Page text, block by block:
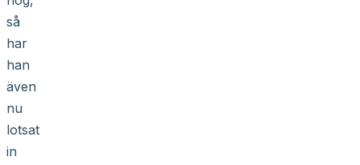
så
har
han
även
nu
lotsat
in